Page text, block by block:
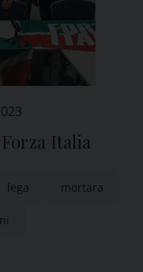
Italia
lega mortara